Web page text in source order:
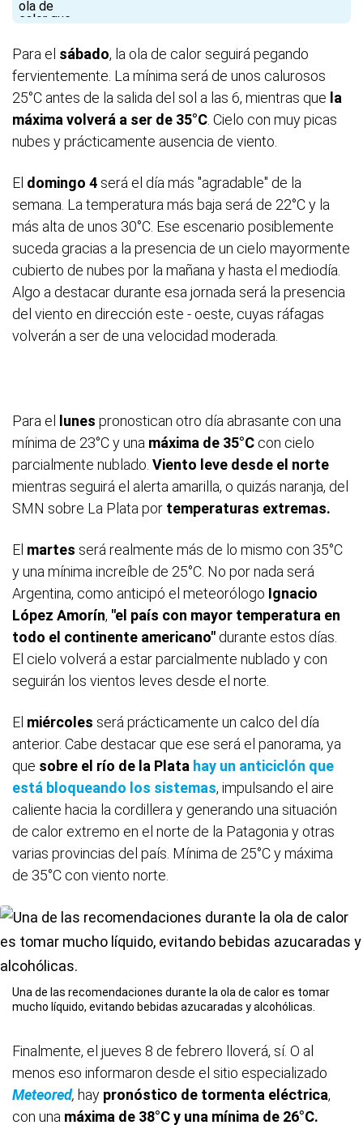
Para el sábado, la ola de calor seguirá pegando
fervientemente. La mínima será de unos calurosos
25°C antes de la salida del sol a las 6, mientras que la
máxima volverá a ser de 35°C . Cielo con muy picas
nubes y prácticamente ausencia de viento.
El domingo 4 será el día más "agradable" de la
semana. La temperatura más baja será de 22°C y la
más alta de unos 30°C. Ese escenario posiblemente
suceda gracias a la presencia de un cielo mayormente
cubierto de nubes por la mañana y hasta el mediodía.
Algo a destacar durante esa jornada será la presencia
del viento en dirección este - oeste, cuyas ráfagas
volverán a ser de una velocidad moderada.
Para el lunes pronostican otro día abrasante con una
mínima de 23°C y una máxima de 35°C con cielo
parcialmente nublado. Viento leve desde el norte
mientras seguirá el alerta amarilla, o quizás naranja, del
SMN sobre La Plata por temperaturas extremas.
El martes será realmente más de lo mismo con 35°C
y una mínima increíble de 25°C. No por nada será
Argentina, como anticipó el meteorólogo Ignacio
López Amorín, "el país con mayor temperatura en
todo el continente americano" durante estos días.
El cielo volverá a estar parcialmente nublado y con
seguirán los vientos leves desde el norte.
El miércoles será prácticamente un calco del día
anterior. Cabe destacar que ese será el panorama, ya
que sobre el río de la Plata hay un anticiclón que
está bloqueando los sistemas, impulsando el aire
caliente hacia la cordillera y generando una situación
de calor extremo en el norte de la Patagonia y otras
varias provincias del país. Mínima de 25°C y máxima
de 35°C con viento norte.
Una de las recomendaciones durante la ola de calor es tomar
mucho líquido, evitando bebidas azucaradas y alcohólicas.
Finalmente, el jueves 8 de febrero lloverá, sí. O al
menos eso informaron desde el sitio especializado
Meteored, hay pronóstico de tormenta eléctrica,
con una máxima de 38°C y una mínima de 26°C.